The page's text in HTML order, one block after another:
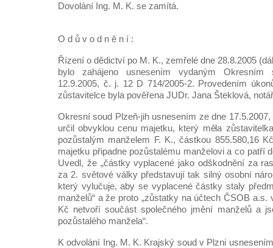
Dovolání Ing. M. K. se zamítá.
O d ů v o d n ě n í :
Řízení o dědictví po M. K., zemřelé dne 28.8.2005
bylo zahájeno usnesením vydaným Okresním
12.9.2005, č. j. 12 D 714/2005-2. Provedením
zůstavitelce byla pověřena JUDr. Jana Šteklová,
Okresní soud Plzeň-jih usnesením ze dne
určil obvyklou cenu majetku, který měla
pozůstalým manželem F. K., částkou 855.580,16
majetku připadne pozůstalému manželovi a co patří
Uvedl, že „částky vyplacené jako odškodnění za
za 2. světové války představují tak silný osobní
který vylučuje, aby se vyplacené částky staly
manželů“ a že proto „zůstatky na účtech ČSOB
Kč netvoří součást společného jmění manželů a
pozůstalého manžela“.
K odvolání Ing. M. K. Krajský soud v Plzni